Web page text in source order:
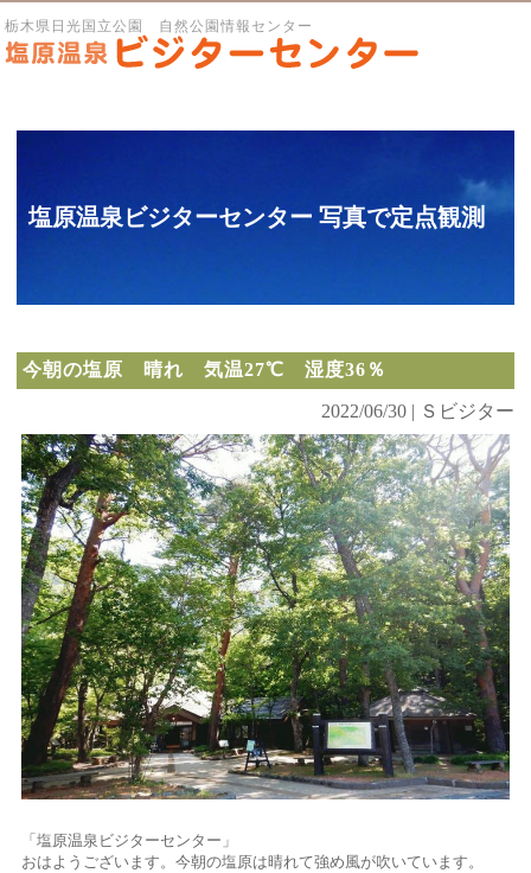
栃木県日光国立公園 自然公園情報センター
塩原温泉ビジターセンター 写真で定点観測
今朝の塩原 晴れ 気温27℃ 湿度36％
2022/06/30 | Ｓビジター
「塩原温泉ビジターセンター」
おはようございます。今朝の塩原は晴れて強め風が吹いています。